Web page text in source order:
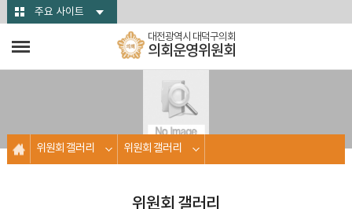
본문바로가기주요 사이트
대전광역시 대덕구의회
의회운영위원회
위원회 갤러리 위원회 갤러리
위원회 갤러리